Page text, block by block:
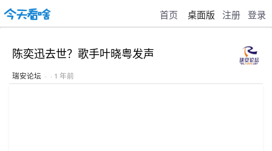
首页 桌面版 注册 登录
陈奕迅去世？歌手叶晓粤发声
瑞安论坛 · · 1 年前